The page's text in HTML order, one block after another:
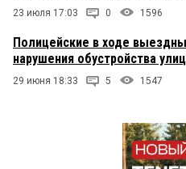
23 июля 17:03 0 1596
Полицейские в ходе
нарушения обустройства
29 июня 18:33 5 1547